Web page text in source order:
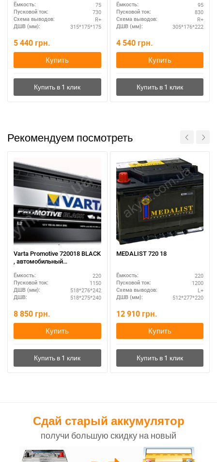
Ёмкость: 75
Пусковой ток: 730
Схема выводов: R+
ДШВ (мм): 315*175*175
5 440 грн.
Купить
Ёмкость: 95
Пусковой ток: 830
Схема выводов: R+
ДШВ (мм): 305*176*222
4 540 грн.
Купить
Рекомендуем посмотреть
Varta Promotive 720018 BLACK
, автомобильный
Промотив , емкость - 220
Ампер/часов, размер: 518 Х
276 Х 242 , пуск. Ток: 1150
Ампер.
Ёмкость: 220
Пусковой ток: 1150
ДШВ (мм): 518*276*242
ДШВ: 518*275*240
8 850 грн.
Купить
MEDALIST 720 18
Ёмкость: 220
Пусковой ток: 1200
Схема выводов: L+
ДШВ (мм): 512*277*220
12 910 грн.
Купить
Сдай старый аккумулятор
получи большую скидку на новый